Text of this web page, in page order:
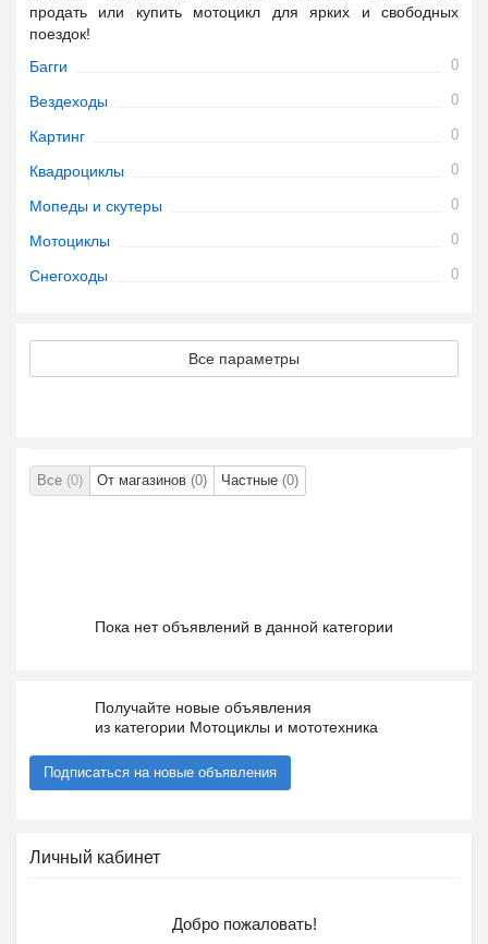
продать или купить мотоцикл для ярких и свободных
поездок!
Багги
0
Вездеходы 0
Картинг 0
Квадроциклы 0
Мопеды и скутеры 0
Мотоциклы 0
Снегоходы 0
Все параметры
Все (0) От магазинов (0) Частные (0)
Пока нет объявлений в данной категории
Получайте новые объявления
из категории Мотоциклы и мототехника
Подписаться на новые объявления
Личный кабинет
Добро пожаловать!